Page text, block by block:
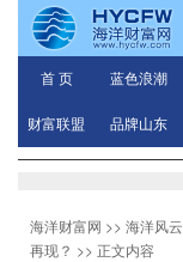
首 页 蓝色浪潮
财富联盟 品牌山东
海洋财富网 >> 海洋风云
再现？ >> 正文内容